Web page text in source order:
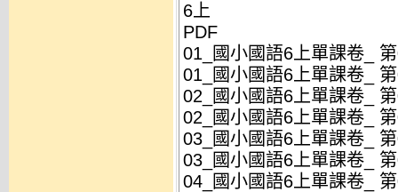
6上
PDF
01_國小國語6上單課卷_
01_國小國語6上單課卷_
02_國小國語6上單課卷_
02_國小國語6上單課卷_
03_國小國語6上單課卷_
03_國小國語6上單課卷_
04_國小國語6上單課卷_